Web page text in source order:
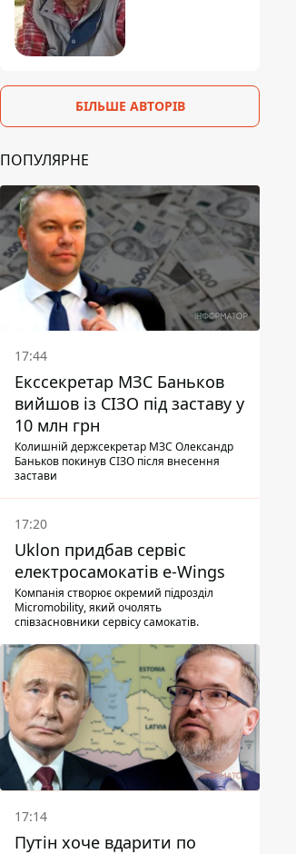
БІЛЬШЕ АВТОРІВ
ПОПУЛЯРНЕ
17:44
Екссекретар МЗС Баньков
вийшов із СІЗО під заставу у
10 млн грн
Колишній держсекретар МЗС Олександр
Баньков покинув СІЗО після внесення
застави
17:20
Uklon придбав сервіс
електросамокатів e-Wings
Компанія створює окремий підрозділ
Micromobility, який очолять
співзасновники сервісу самокатів.
17:14
Путін хоче вдарити по